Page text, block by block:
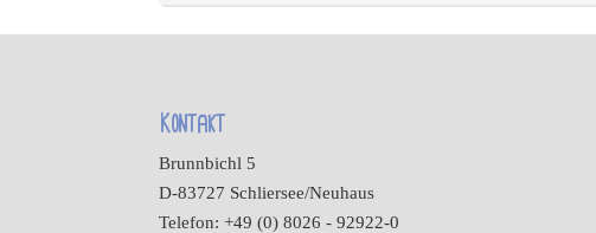
Kontakt
Brunnbichl 5
D-83727 Schliersee/Neuhaus
Telefon: +49 (0) 8026 - 92922-0